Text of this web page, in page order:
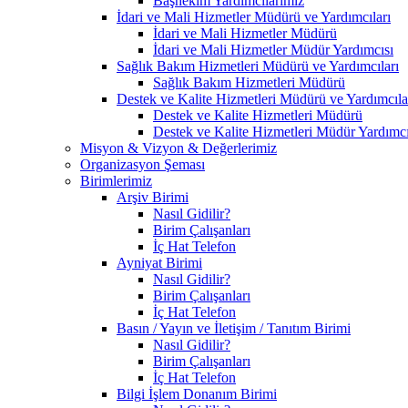
İdari ve Mali Hizmetler Müdürü ve Yardımcıları
İdari ve Mali Hizmetler Müdürü
İdari ve Mali Hizmetler Müdür Yardımcısı
Sağlık Bakım Hizmetleri Müdürü ve Yardımcıları
Sağlık Bakım Hizmetleri Müdürü
Destek ve Kalite Hizmetleri Müdürü ve
Destek ve Kalite Hizmetleri Müdürü
Destek ve Kalite Hizmetleri Müdür
Misyon & Vizyon & Değerlerimiz
Organizasyon Şeması
Birimlerimiz
Arşiv Birimi
Nasıl Gidilir?
Birim Çalışanları
İç Hat Telefon
Ayniyat Birimi
Nasıl Gidilir?
Birim Çalışanları
İç Hat Telefon
Basın / Yayın ve İletişim / Tanıtım Birimi
Nasıl Gidilir?
Birim Çalışanları
İç Hat Telefon
Bilgi İşlem Donanım Birimi